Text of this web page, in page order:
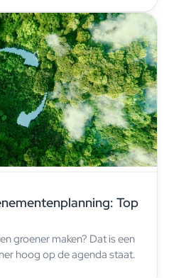
Top
groener maken? Dat is een
hoog op de agenda staat.